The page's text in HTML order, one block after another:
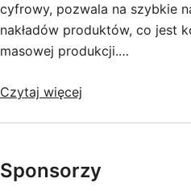
cyfrowy, pozwala na szybkie
nakładów produktów, co jest
masowej produkcji.…
Czytaj więcej
Sponsorzy